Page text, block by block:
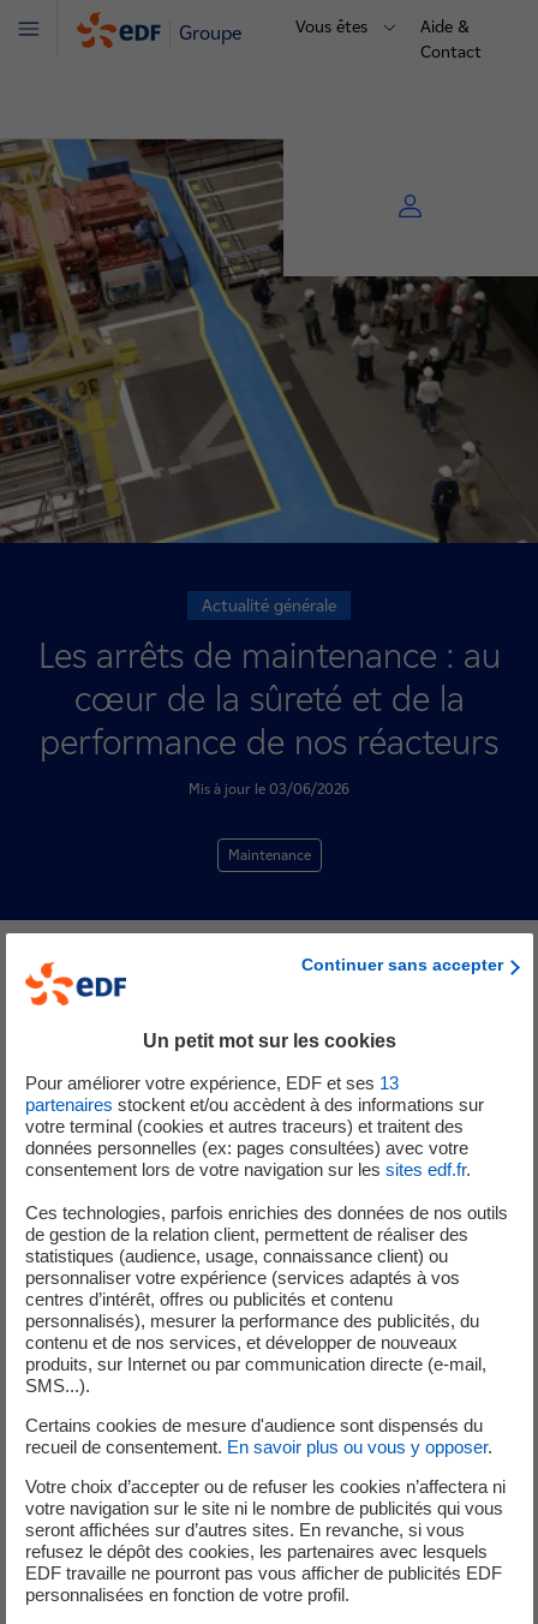
Groupe Vous êtes
Aide &
Contact
Menu
Actualité générale
Les arrêts de maintenance : au
cœur de la sûreté et de la
performance de nos réacteurs
Mis à jour le 03/06/2026
Maintenance
Produire une électricité sûre, a faible émission de CO2 et
disponible à tout moment repose sur une exigence clé :
une maintenance rigoureuse et maîtrisée.
Un petit mot sur les cookies
Vous n'avez pas accepté les cookies Youtube.
Nous respectons votre choix en masquant le contenu.
Si vous changez d'avis, il vous suffit de cliquer sur le bouton «
Accepter
Transcriptionde la video Les arrêts programmés pour
Continuer sans accepter
Un petit mot sur les cookies
Pour améliorer votre expérience, EDF et ses 13
partenaires stockent et/ou accèdent à des informations sur
votre terminal (cookies et autres traceurs) et traitent des
données personnelles (ex: pages consultées) avec votre
consentement lors de votre navigation sur les sites edf.fr.
Ces technologies, parfois enrichies des données de nos outils
de gestion de la relation client, permettent de réaliser des
statistiques (audience, usage, connaissance client) ou
personnaliser votre expérience (services adaptés à vos
centres d’intérêt, offres ou publicités et contenu
personnalisés), mesurer la performance des publicités, du
contenu et de nos services, et développer de nouveaux
produits, sur Internet ou par communication directe (e-mail,
SMS...).
Certains cookies de mesure d'audience sont dispensés du
recueil de consentement. En savoir plus ou vous y opposer.
Votre choix d’accepter ou de refuser les cookies n’affectera ni
votre navigation sur le site ni le nombre de publicités qui vous
seront affichées sur d’autres sites. En revanche, si vous
refusez le dépôt des cookies, les partenaires avec lesquels
EDF travaille ne pourront pas vous afficher de publicités EDF
personnalisées en fonction de votre profil.